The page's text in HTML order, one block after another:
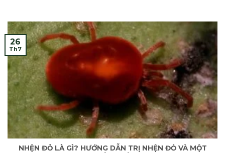
NHỆN ĐỎ LÀ GÌ? HƯỚNG DẪN TRỊ NHỆN ĐỎ VÀ MỘT
26
Th7